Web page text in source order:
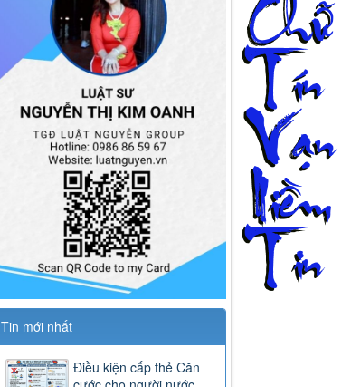
Tin mới nhất
Điều kiện cấp thẻ Căn